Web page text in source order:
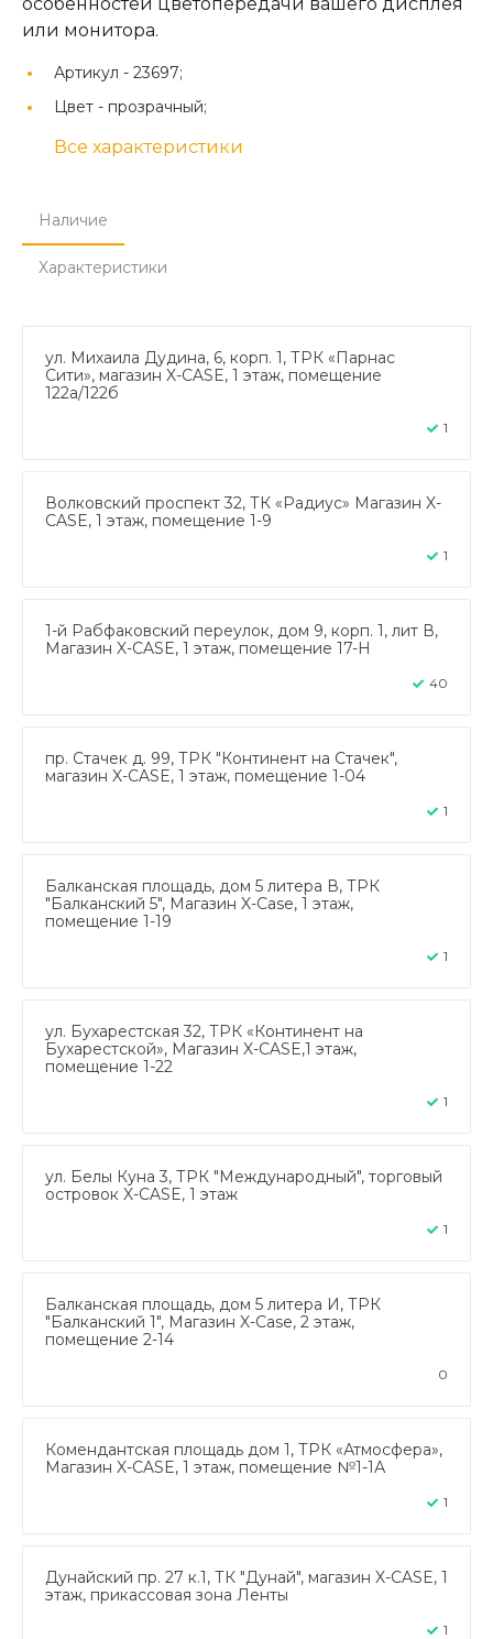
или монитора.
Артикул - 23697;
Цвет - прозрачный;
Все характеристики
Наличие
Характеристики
ул. Михаила Дудина, 6, корп. 1, ТРК «Парнас
Сити», магазин X-CASE, 1 этаж, помещение
122а/122б
1
Волковский проспект 32, ТК «Радиус» Магазин X-
CASE, 1 этаж, помещение 1-9
1
1-й Рабфаковский переулок, дом 9, корп. 1, лит В,
Магазин X-CASE, 1 этаж, помещение 17-Н
40
пр. Стачек д. 99, ТРК "Континент на Стачек",
магазин X-CASE, 1 этаж, помещение 1-04
1
Балканская площадь, дом 5 литера В, ТРК
"Балканский 5", Магазин X-Case, 1 этаж,
помещение 1-19
1
ул. Бухарестская 32, ТРК «Континент на
Бухарестской», Магазин X-CASE,1 этаж,
помещение 1-22
1
ул. Белы Куна 3, ТРК "Международный", торговый
островок X-CASE, 1 этаж
1
Балканская площадь, дом 5 литера И, ТРК
"Балканский 1", Магазин X-Case, 2 этаж,
помещение 2-14
0
Комендантская площадь дом 1, ТРК «Атмосфера»,
Магазин X-CASE, 1 этаж, помещение №1-1А
1
Дунайский пр. 27 к.1, ТК "Дунай", магазин X-CASE, 1
этаж, прикассовая зона Ленты
1